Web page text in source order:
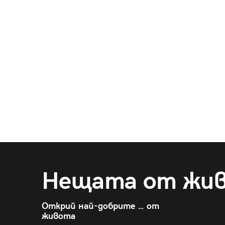
Нещата от
Открий най-добрите … от
живота